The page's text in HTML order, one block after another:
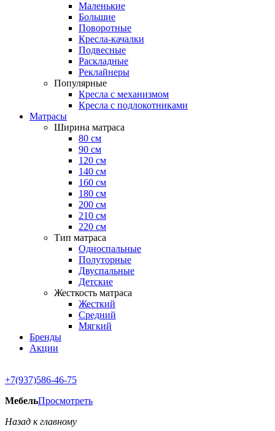
Маленькие
Большие
Поворотные
Кресла-качалки
Подвесные
Раскладные
Реклайнеры
Популярные
Кресла с механизмом
Кресла с подлокотниками
Матрасы
Ширина матраса
80 см
90 см
120 см
140 см
160 см
180 см
200 см
210 см
220 см
Тип матраса
Односпальные
Полуторные
Двуспальные
Детские
Жесткость матраса
Жесткий
Средний
Мягкий
Бренды
Акции
+7(937)586-46-75
МебельПросмотреть
Назад к главному